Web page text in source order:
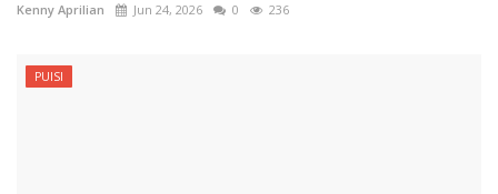
Kenny Aprilian Jun 24, 2026 0 236
PUISI